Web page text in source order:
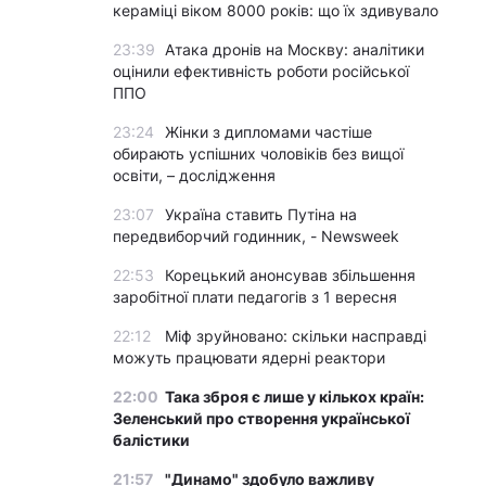
кераміці віком 8000 років: що їх здивувало
23:39
Атака дронів на Москву: аналітики
оцінили ефективність роботи російської
ППО
23:24
Жінки з дипломами частіше
обирають успішних чоловіків без вищої
освіти, – дослідження
23:07
Україна ставить Путіна на
передвиборчий годинник, - Newsweek
22:53
Корецький анонсував збільшення
заробітної плати педагогів з 1 вересня
22:12
Міф зруйновано: скільки насправді
можуть працювати ядерні реактори
22:00 Така зброя є лише у кількох країн:
Зеленський про створення української
балістики
21:57 "Динамо" здобуло важливу